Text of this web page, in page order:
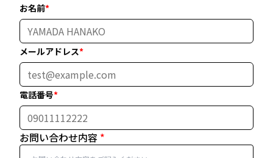
お名前*
メールアドレス*
電話番号*
お問い合わせ内容 *